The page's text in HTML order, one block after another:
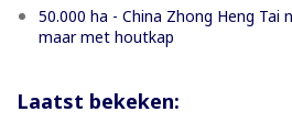
50.000 ha - China Zhong Heng Tai
maar met houtkap
Laatst bekeken: